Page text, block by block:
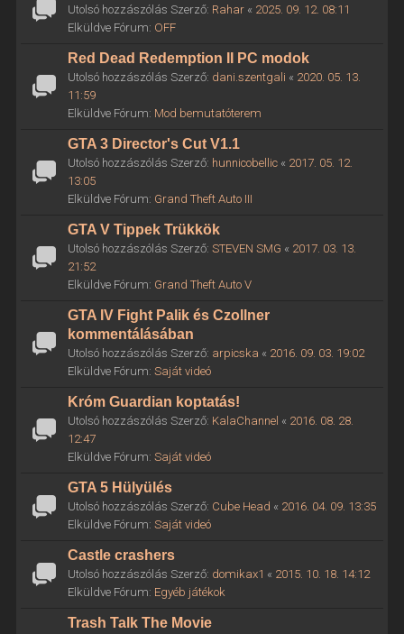
Utolsó hozzászólás Szerző: Rahar« 2025. 09. 12. 08:11
Elküldve Fórum: OFF
Red Dead Redemption II PC modok
Utolsó hozzászólás Szerző: dani.szentgali « 2020. 05. 13.
11:59
Elküldve Fórum: Mod bemutatóterem
GTA 3 Director's Cut V1.1
Utolsó hozzászólás Szerző: hunnicobellic« 2017. 05. 12.
13:05
Elküldve Fórum: Grand Theft Auto III
GTA V Tippek Trükkök
Utolsó hozzászólás Szerző: STEVEN SMG « 2017. 03. 13.
21:52
Elküldve Fórum: Grand Theft Auto V
GTA IV Fight Palik és Czollner
kommentálásában
Utolsó hozzászólás Szerző: arpicska « 2016. 09. 03. 19:02
Elküldve Fórum: Saját videó
Króm Guardian koptatás!
Utolsó hozzászólás Szerző: KalaChannel « 2016. 08. 28.
12:47
Elküldve Fórum: Saját videó
GTA 5 Hülyülés
Utolsó hozzászólás Szerző: Cube Head « 2016. 04. 09. 13:35
Elküldve Fórum: Saját videó
Castle crashers
Utolsó hozzászólás Szerző: domikax1 « 2015. 10. 18. 14:12
Elküldve Fórum: Egyéb játékok
Trash Talk The Movie